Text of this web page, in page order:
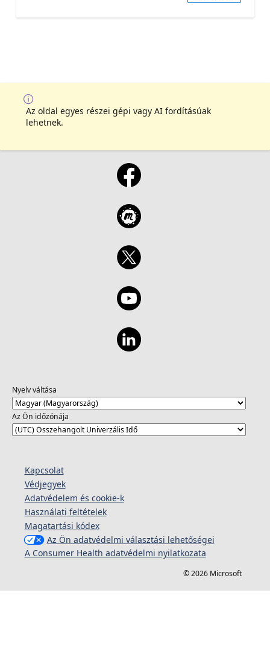
Az oldal egyes részei gépi vagy AI fordításúak
lehetnek.
Nyelv váltása
Az Ön időzónája
Kapcsolat
Védjegyek
Adatvédelem és cookie-k
Használati feltételek
Magatartási kódex
Az Ön adatvédelmi választási lehetőségei
A Consumer Health adatvédelmi nyilatkozata
© 2026 Microsoft